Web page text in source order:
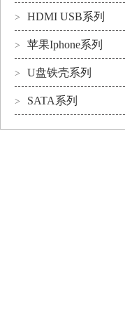
> HDMI USB系列
> 苹果Iphone系列
> U盘铁壳系列
> SATA系列